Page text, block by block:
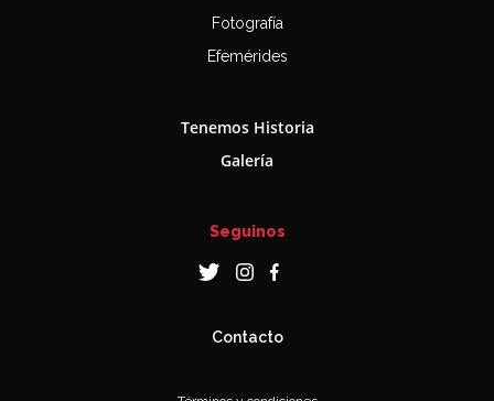
Fotografía
Efemérides
Tenemos Historia
Galería
Seguinos
Contacto